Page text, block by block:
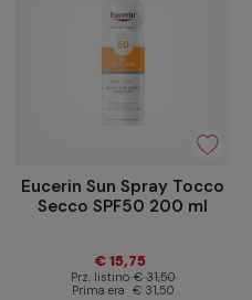
Eucerin Sun Spray Tocco
Secco SPF50 200 ml
€ 15,75
Prz. listino € 31,50
Prima era € 31,50